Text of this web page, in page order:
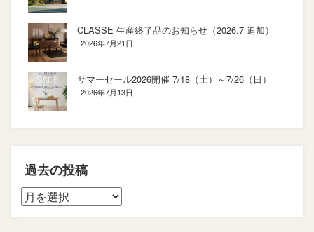
CLASSE 生産終了品のお知らせ（2026.7 追加）
2026年7月21日
サマーセール2026開催 7/18（土）～7/26（日）
2026年7月13日
過去の投稿